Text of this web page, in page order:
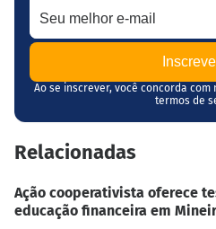
Ao se inscrever, você concorda com
termos de
Relacionadas
Ação cooperativista oferece
educação financeira em